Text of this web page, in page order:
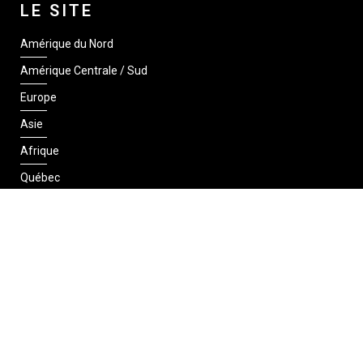
LE SITE
Amérique du Nord
Amérique Centrale / Sud
Europe
Asie
Afrique
Québec